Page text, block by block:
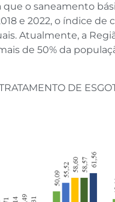
o saneamento
e 2022, o índice
Atualmente, a
de 50% da
DE